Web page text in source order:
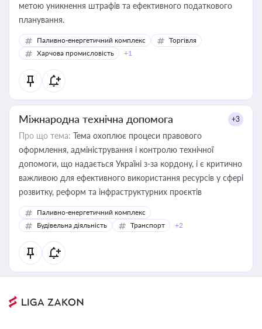
метою уникнення штрафів та ефективного податкового
планування.
Паливно-енергетичний комплекс
Торгівля
Харчова промисловість
+1
Міжнародна технічна допомога +3
Про що тема: Тема охоплює процеси правового
оформлення, адміністрування і контролю технічної
допомоги, що надається Україні з-за кордону, і є критично
важливою для ефективного використання ресурсів у сфері
розвитку, реформ та інфраструктурних проєктів
Паливно-енергетичний комплекс
Будівельна діяльність
Транспорт +2